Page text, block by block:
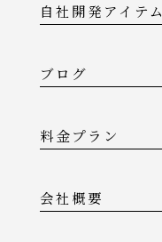
自社開発アイテム
ブログ
料金プラン
会社概要